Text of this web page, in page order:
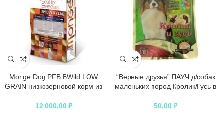
Monge Dog PFB BWild LOW
GRAIN низкозерновой корм из
всех пород 15 кг
12 000,00 ₽
“Верные друзья” ПАУЧ д/собак
маленьких пород Кролик/Гусь в
50,00 ₽